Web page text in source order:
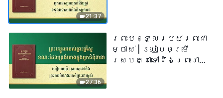
21:37
27:36
ព្រះបន្ទូល​របស់​ព្រះ​ជា​
ម្ចាស់ | របៀបបម្រើ
ស្របគ្នាទៅនឹងព្រះរាជ